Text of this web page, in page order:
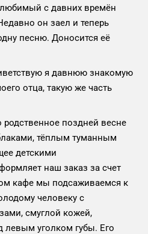
с давних времён
он заел и теперь
песню. Доносится её
я давнюю знакомую
отца, такую же часть
родственное поздней весне
тёплым туманным
детскими
наш заказ за счет
кафе мы подсаживаемся к
человеку с
смуглой кожей,
левым уголком губы. Его